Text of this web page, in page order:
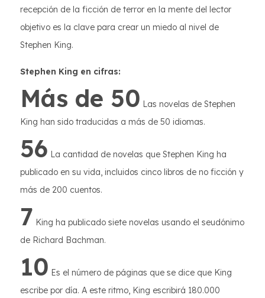
recepción de la ficción de terror en la mente del lector
objetivo es la clave para crear un miedo al nivel de
Stephen King.
Stephen King en cifras:
Más de 50 Las novelas de Stephen
King han sido traducidas a más de 50 idiomas.
56 La cantidad de novelas que Stephen King ha
publicado en su vida, incluidos cinco libros de no ficción y
más de 200 cuentos.
7 King ha publicado siete novelas usando el seudónimo
de Richard Bachman.
10 Es el número de páginas que se dice que King
escribe por día. A este ritmo, King escribirá 180.000